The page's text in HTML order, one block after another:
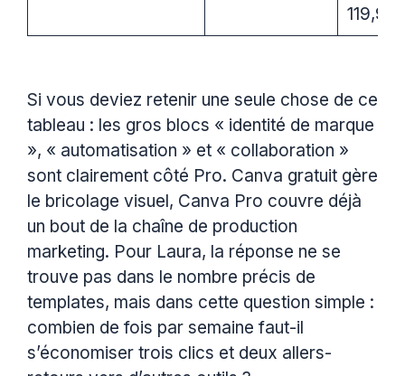
119,99
Si vous deviez retenir une seule chose de ce
tableau : les gros blocs « identité de marque
», « automatisation » et « collaboration »
sont clairement côté Pro. Canva gratuit gère
le bricolage visuel, Canva Pro couvre déjà
un bout de la chaîne de production
marketing. Pour Laura, la réponse ne se
trouve pas dans le nombre précis de
templates, mais dans cette question simple :
combien de fois par semaine faut-il
s’économiser trois clics et deux allers-